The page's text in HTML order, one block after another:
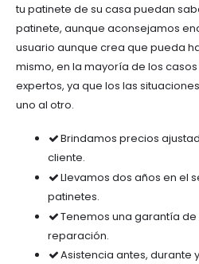
tu patinete de su casa puedan
patinete, aunque aconsejamos
usuario aunque crea que pueda
mismo, en la mayoría de los
expertos, ya que los las
uno al otro.
Brindamos precios
cliente.
Llevamos dos años en el
patinetes.
Tenemos una garantía de
reparación.
Asistencia antes, durante